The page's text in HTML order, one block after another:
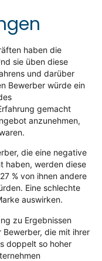
haben die
sie üben diese
und darüber
Bewerber würde ein
gemacht
anzunehmen,
die eine negative
haben, werden diese
% von ihnen andere
Eine schlechte
auswirken.
zu Ergebnissen
die mit ihrer
doppelt so hoher